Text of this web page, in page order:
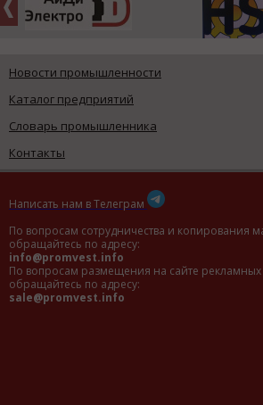
Новости промышленности
Каталог предприятий
Словарь промышленника
Контакты
Написать нам в Телеграм
По вопросам сотрудничества и копирования
обращайтесь по адресу:
info@promvest.info
По вопросам размещения на сайте
обращайтесь по адресу:
sale@promvest.info